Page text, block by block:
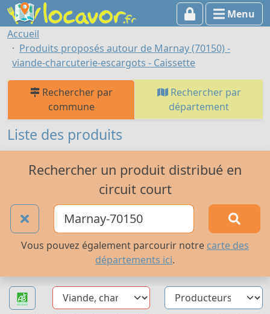
Menu
Accueil
Produits proposés autour de Marnay (70150) -
viande-charcuterie-escargots - Caissette
Rechercher par
commune
Rechercher par
département
Liste des produits
Rechercher un produit distribué en
circuit court
Vous pouvez également parcourir notre carte des
départements ici.